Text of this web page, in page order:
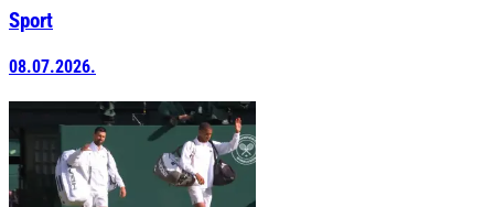
Sport
08.07.2026.